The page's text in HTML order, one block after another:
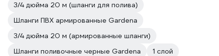
3/4 дюйма 20 м (шланги для полива)
Шланги ПВХ армированные Gardena
3/4 дюйма 20 м (армированные шланги)
Шланги поливочные черные Gardena
1 слой